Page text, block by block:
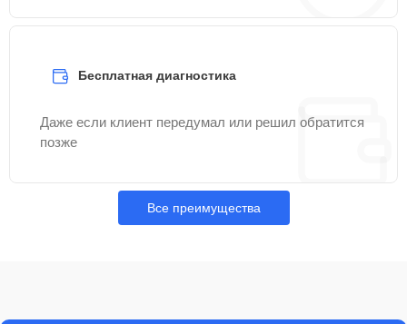
Бесплатная диагностика
Даже если клиент передумал или решил обратится
позже
Все преимущества